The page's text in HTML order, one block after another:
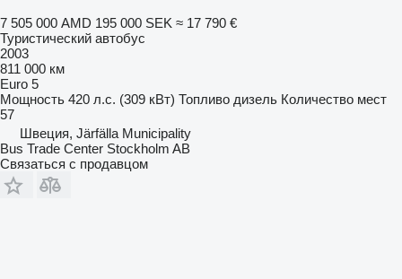
7 505 000 AMD 195 000 SEK ≈ 17 790 €
Туристический автобус
2003
811 000 км
Euro 5
Мощность 420 л.с. (309 кВт) Топливо дизель Количество мест
57
Швеция, Järfälla Municipality
Bus Trade Center Stockholm AB
Связаться с продавцом